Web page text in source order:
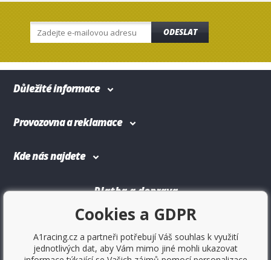
ODESLAT
Důležité informace
Provozovna a reklamace
Kde nás najdete
Platba a doprava
Cookies a GDPR
A1racing.cz a partneři potřebují Váš souhlas k využití
jednotlivých dat, aby Vám mimo jiné mohli ukazovat